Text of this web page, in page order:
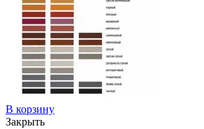
В корзину
Закрыть